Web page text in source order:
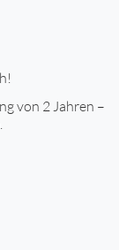
von 2 Jahren –